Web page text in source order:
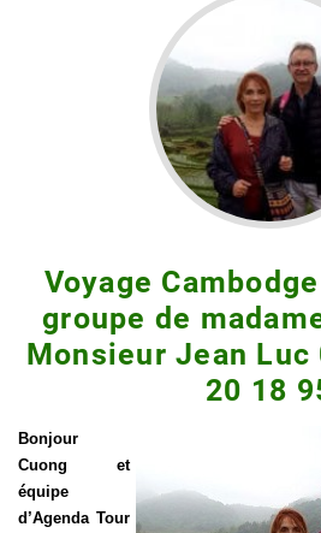
Voyage
groupe de
Monsieur Jean Luc
20 18
Bonjour
Cuong et
équipe
d’Agenda Tour